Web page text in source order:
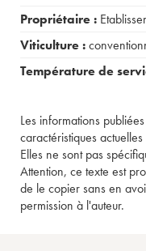
Propriétaire :
Viticulture :
Température de
Les informations
caractéristiques
Elles ne sont pas
Attention, ce texte est
de le copier sans en
permission à l'auteur.